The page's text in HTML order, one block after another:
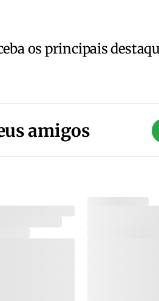
os principais
amigos